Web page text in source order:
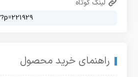
لینک کوتاه
راهنمای خرید محصول